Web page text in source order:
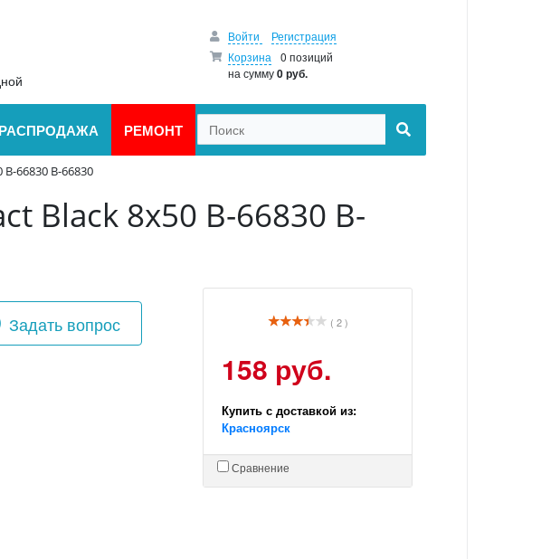
Войти
Регистрация
Корзина
0 позиций
на сумму0 руб.
РАСПРОДАЖА РЕМОНТ
66830 B-66830
Black 8х50 B-66830 B-
Задать вопрос ( 2 )
158 руб.
Купить с доставкой из:
Красноярск
Сравнение